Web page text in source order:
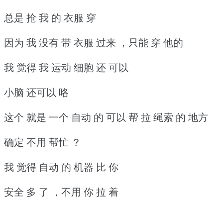
总是 抢 我 的 衣服 穿
因为 我 没有 带 衣服 过来 ，只能 穿 他的
我 觉得 我 运动 细胞 还 可以
小脑 还可以 咯
这个 就是 一个 自动 的 可以 帮 拉 绳索 的 地方
确定 不用 帮忙 ？
我 觉得 自动 的 机器 比 你
安全 多 了 ，不用 你 拉 着